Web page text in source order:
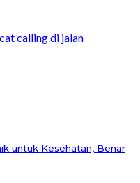
untuk Kesehatan, Benar